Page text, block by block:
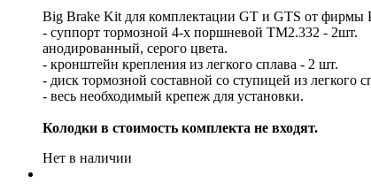
Big Brake Kit для комплектации GT и GTS от фирмы
- суппорт тормозной 4-х поршневой ТМ2.332 - 2шт.
анодированный, серого цвета.
- кронштейн крепления из легкого сплава - 2 шт.
- диск тормозной составной со ступицей из легкого
- весь необходимый крепеж для установки.
Колодки в стоимость комплекта не входят.
Нет в наличии